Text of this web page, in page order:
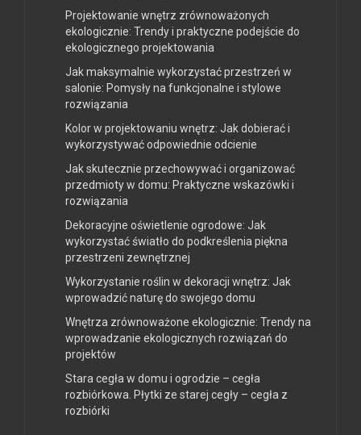
Projektowanie wnętrz zrównoważonych
ekologicznie: Trendy i praktyczne podejście do
ekologicznego projektowania
Jak maksymalnie wykorzystać przestrzeń w
salonie: Pomysły na funkcjonalne i stylowe
rozwiązania
Kolor w projektowaniu wnętrz: Jak dobierać i
wykorzystywać odpowiednie odcienie
Jak skutecznie przechowywać i organizować
przedmioty w domu: Praktyczne wskazówki i
rozwiązania
Dekoracyjne oświetlenie ogrodowe: Jak
wykorzystać światło do podkreślenia piękna
przestrzeni zewnętrznej
Wykorzystanie roślin w dekoracji wnętrz: Jak
wprowadzić naturę do swojego domu
Wnętrza zrównoważone ekologicznie: Trendy na
wprowadzanie ekologicznych rozwiązań do
projektów
Stara cegła w domu i ogrodzie – cegła
rozbiórkowa. Płytki ze starej cegły – cegła z
rozbiórki